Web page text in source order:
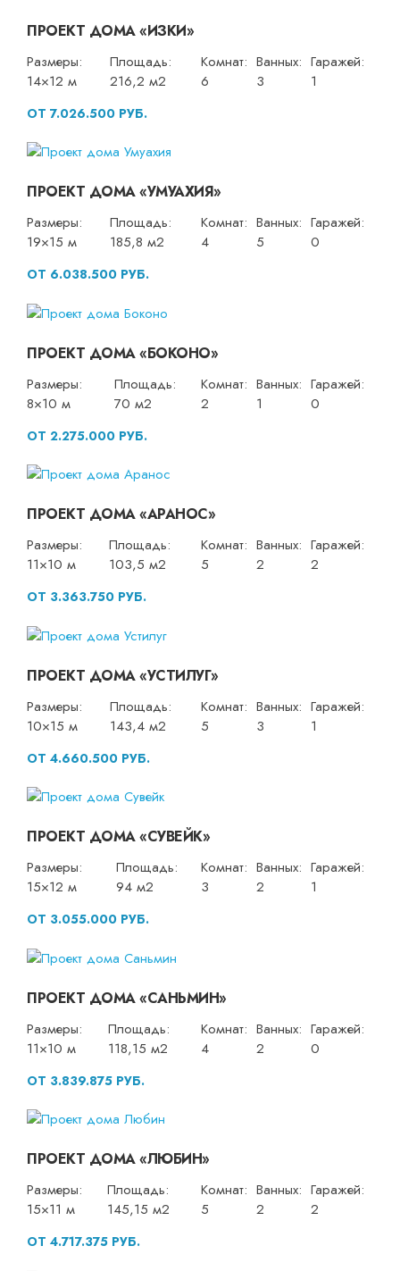
ПРОЕКТ ДОМА «ИЗКИ»
Размеры:
14×12 м
Площадь:
216,2 м2
Комнат:
6
Ванных:
3
Гаражей:
1
ОТ 7.026.500 РУБ.
ПРОЕКТ ДОМА «УМУАХИЯ»
Размеры:
19×15 м
Площадь:
185,8 м2
Комнат:
4
Ванных:
5
Гаражей:
0
ОТ 6.038.500 РУБ.
ПРОЕКТ ДОМА «БОКОНО»
Размеры:
8×10 м
Площадь:
70 м2
Комнат:
2
Ванных:
1
Гаражей:
0
ОТ 2.275.000 РУБ.
ПРОЕКТ ДОМА «АРАНОС»
Размеры:
11×10 м
Площадь:
103,5 м2
Комнат:
5
Ванных:
2
Гаражей:
2
ОТ 3.363.750 РУБ.
ПРОЕКТ ДОМА «УСТИЛУГ»
Размеры:
10×15 м
Площадь:
143,4 м2
Комнат:
5
Ванных:
3
Гаражей:
1
ОТ 4.660.500 РУБ.
ПРОЕКТ ДОМА «СУВЕЙК»
Размеры:
15×12 м
Площадь:
94 м2
Комнат:
3
Ванных:
2
Гаражей:
1
ОТ 3.055.000 РУБ.
ПРОЕКТ ДОМА «САНЬМИН»
Размеры:
11×10 м
Площадь:
118,15 м2
Комнат:
4
Ванных:
2
Гаражей:
0
ОТ 3.839.875 РУБ.
ПРОЕКТ ДОМА «ЛЮБИН»
Размеры:
15×11 м
Площадь:
145,15 м2
Комнат:
5
Ванных:
2
Гаражей:
2
ОТ 4.717.375 РУБ.